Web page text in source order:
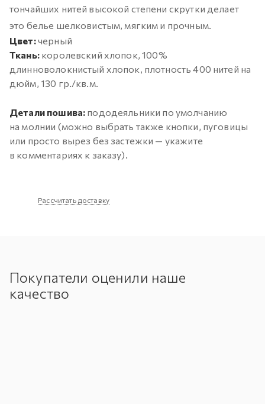
тончайших нитей высокой степени скрутки делает
это белье шелковистым, мягким и прочным.
Цвет:черный
Ткань:королевский хлопок, 100%
длинноволокнистый хлопок, плотность 400 нитей на
дюйм, 130 гр./кв.м.
Детали пошива: пододеяльники по умолчанию
на молнии (можно выбрать также кнопки, пуговицы
или просто вырез без застежки — укажите
в комментариях к заказу).
Рассчитать доставку
Покупатели оценили наше
качество